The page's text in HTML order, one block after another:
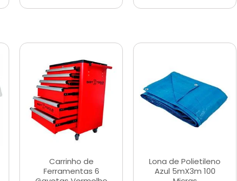
Carrinho de
Ferramentas 6
Lona de Polietileno
Azul 5mX3m 100